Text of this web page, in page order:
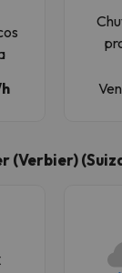
(Verbier)